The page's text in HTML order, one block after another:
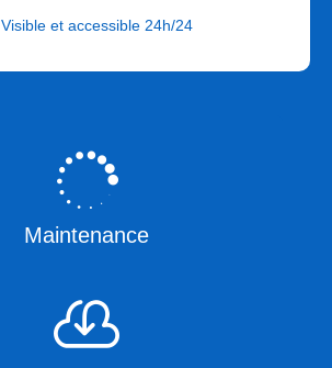
Visible et accessible 24h/24

Maintenance
